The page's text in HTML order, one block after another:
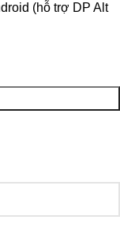
(hỗ trợ DP Alt